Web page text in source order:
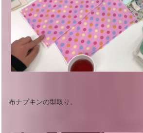
布ナプキンの型取り。